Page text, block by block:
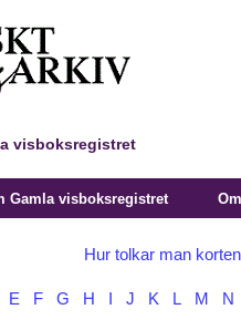
visboksregistret
Gamla visboksregistret
Hur tolkar man
E F G H J K L M N